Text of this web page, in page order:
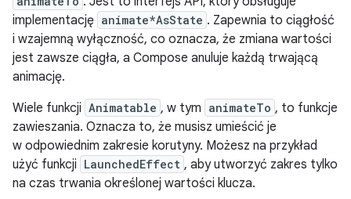
implementację animate*AsState . Zapewnia to ciągłość
i wzajemną wyłączność, co oznacza, że zmiana wartości
jest zawsze ciągła, a Compose anuluje każdą trwającą
animację.
Wiele funkcji Animatable , w tym animateTo , to funkcje
zawieszania. Oznacza to, że musisz umieścić je
w odpowiednim zakresie korutyny. Możesz na przykład
użyć funkcji LaunchedEffect , aby utworzyć zakres tylko
na czas trwania określonej wartości klucza.